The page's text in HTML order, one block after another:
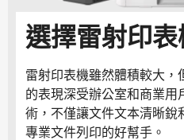
選擇雷射印
雷射印表機雖然體積較大，
的表現深受辦公室和商業用
術，不僅讓文件文本清晰銳
專業文件列印的好幫手。